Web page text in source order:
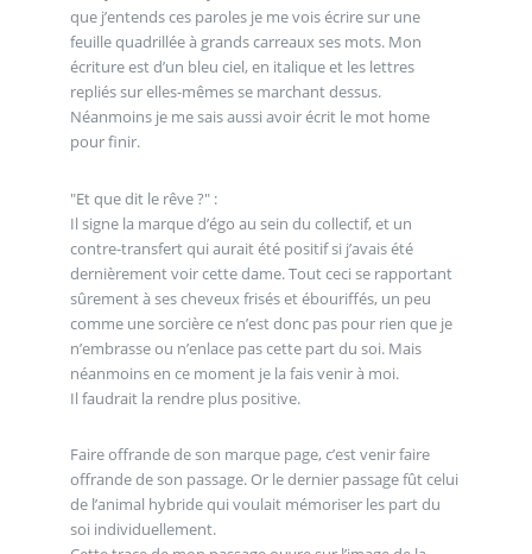
que j’entends ces paroles je me vois écrire sur une
feuille quadrillée à grands carreaux ses mots. Mon
écriture est d’un bleu ciel, en italique et les lettres
repliés sur elles-mêmes se marchant dessus.
Néanmoins je me sais aussi avoir écrit le mot home
pour finir.
"Et que dit le rêve ?" :
Il signe la marque d’égo au sein du collectif, et un
contre-transfert qui aurait été positif si j’avais été
dernièrement voir cette dame. Tout ceci se rapportant
sûrement à ses cheveux frisés et ébouriffés, un peu
comme une sorcière ce n’est donc pas pour rien que je
n’embrasse ou n’enlace pas cette part du soi. Mais
néanmoins en ce moment je la fais venir à moi.
Il faudrait la rendre plus positive.
Faire offrande de son marque page, c’est venir faire
offrande de son passage. Or le dernier passage fût celui
de l’animal hybride qui voulait mémoriser les part du
soi individuellement.